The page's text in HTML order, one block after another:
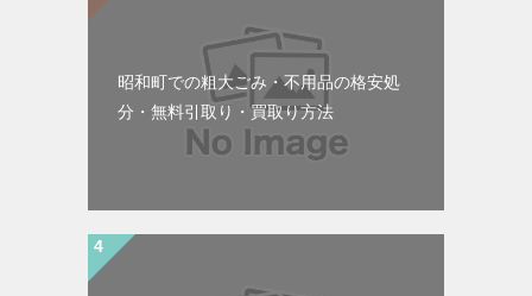
昭和町での粗大ごみ・不用品の格安処
分・無料引取り・買取り方法